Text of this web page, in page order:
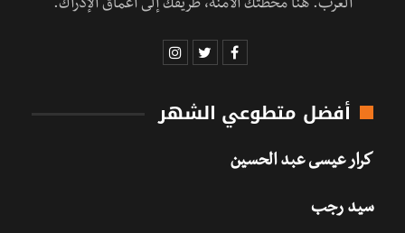
العرب. هنا محطتك الآمنة، طريقك إلى أعماق الإدراك.
أفضل متطوعي الشهر
كرار عيسى عبد الحسين
سيد رجب